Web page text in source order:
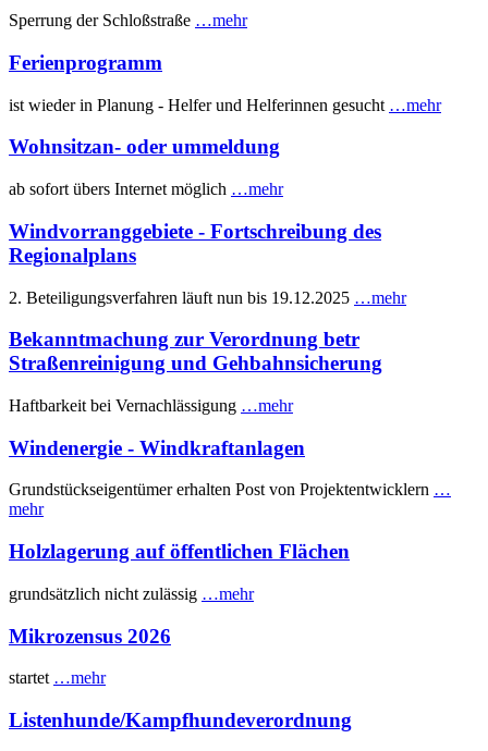
Sperrung der Schloßstraße …mehr
Ferienprogramm
ist wieder in Planung - Helfer und Helferinnen gesucht …mehr
Wohnsitzan- oder ummeldung
ab sofort übers Internet möglich …mehr
Windvorranggebiete - Fortschreibung des
Regionalplans
2. Beteiligungsverfahren läuft nun bis 19.12.2025 …mehr
Bekanntmachung zur Verordnung betr
Straßenreinigung und Gehbahnsicherung
Haftbarkeit bei Vernachlässigung …mehr
Windenergie - Windkraftanlagen
Grundstückseigentümer erhalten Post von Projektentwicklern …
mehr
Holzlagerung auf öffentlichen Flächen
grundsätzlich nicht zulässig …mehr
Mikrozensus 2026
startet …mehr
Listenhunde/Kampfhundeverordnung